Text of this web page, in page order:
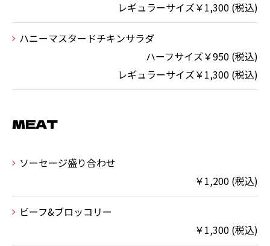
レギュラーサイズ￥1,300 (税込)
ハニーマスタードチキンサラダ
ハーフサイズ￥950 (税込)
レギュラーサイズ￥1,300 (税込)
MEAT
ソーセージ盛り合わせ
￥1,200 (税込)
ビーフ&ブロッコリー
￥1,300 (税込)